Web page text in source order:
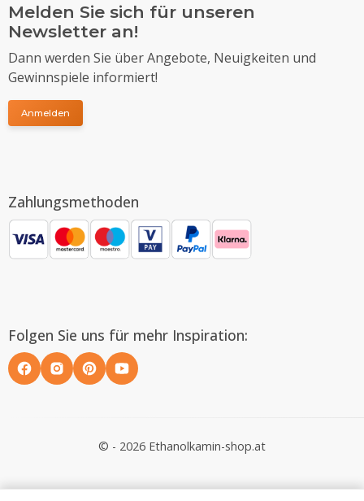
Melden Sie sich für unseren
Newsletter an!
Dann werden Sie über Angebote, Neuigkeiten und
Gewinnspiele informiert!
Anmelden
Zahlungsmethoden
Folgen Sie uns für mehr Inspiration:
© - 2026 Ethanolkamin-shop.at